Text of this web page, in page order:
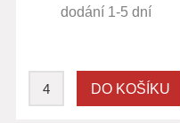
dodání 1-5 dní